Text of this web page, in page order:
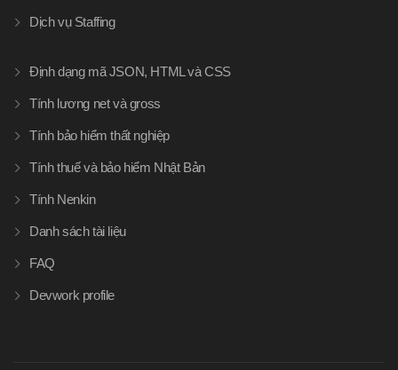
Dịch vụ Staffing
Định dạng mã JSON, HTML và CSS
Tính lương net và gross
Tính bảo hiểm thất nghiệp
Tính thuế và bảo hiểm Nhật Bản
Tính Nenkin
Danh sách tài liệu
FAQ
Devwork profile